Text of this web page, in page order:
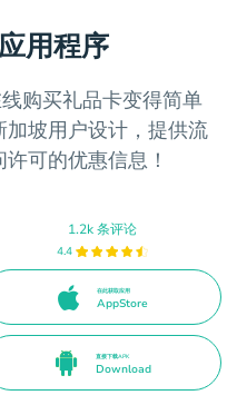
用程序
购买礼品卡变得简单
坡用户设计，提供流
可的优惠信息！
1.2k 条评论
4.4
在此获取应用
AppStore
直接下载APK
Download